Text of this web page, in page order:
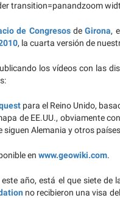
transition=panandzoom
de CongresosdeGirona,
, la cuarta versión de
los vídeos con las
para el Reino Unido,
de EE.UU., obviamente
Alemania y otros
en www.geowiki.com.
año, está el que siete de
no recibieron una visa